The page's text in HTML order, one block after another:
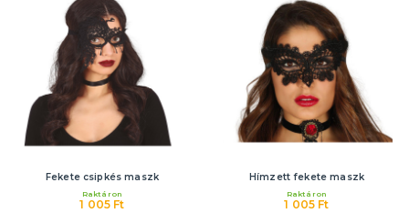
Fekete csipkés maszk
1 005 Ft
Raktáron
Hímzett fekete maszk
1 005 Ft
Raktáron